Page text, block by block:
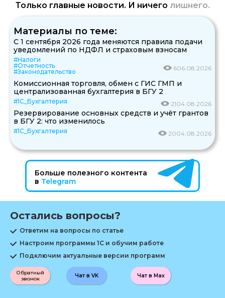
Только главные новости. И ничего лишнего.
Материалы по теме:
С 1 сентября 2026 года меняются правила подачи
уведомлений по НДФЛ и страховым взносам
#Налоги
#Отчетность
#Законодательство
606.08.2026
Комиссионная торговля, обмен с ГИС ГМП и
централизованная бухгалтерия в БГУ 2
#1С_Бухгалтерия 2104.08.2026
Резервирование основных средств и учёт грантов
в БГУ 2: что изменилось
#1С_Бухгалтерия 2004.08.2026
Больше полезного контента
в Telegram
Остались вопросы?
Ответим на вопросы по статье
Настроим программы 1С и обучим работе
Подключим актуальные версии программ
Обратный
звонок
Чат в Max
Чат в VK